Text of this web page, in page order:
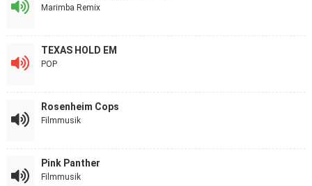
Marimba Remix
TEXAS HOLD EM
POP
Rosenheim Cops
Filmmusik
Pink Panther
Filmmusik